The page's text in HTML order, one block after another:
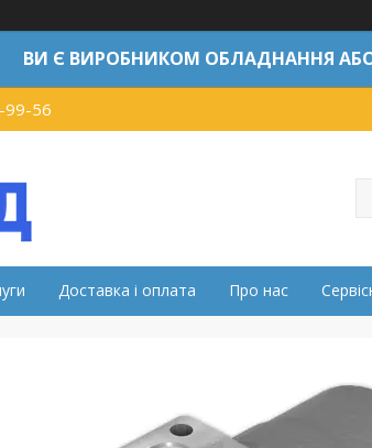
ВИ Є ВИРОБНИКОМ ОБЛАДНАННЯ АБО
99-56
Доставка і оплата Про нас